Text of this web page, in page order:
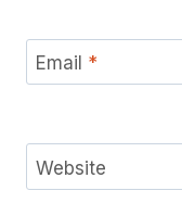
Email *
Website